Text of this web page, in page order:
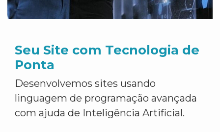
Seu Site com Tecnologia de
Ponta
Desenvolvemos sites usando
linguagem de programação avançada
com ajuda de Inteligência Artificial.